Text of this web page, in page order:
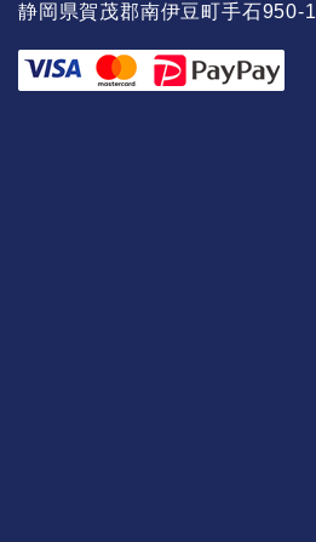
静岡県賀茂郡南伊豆町手石950-1